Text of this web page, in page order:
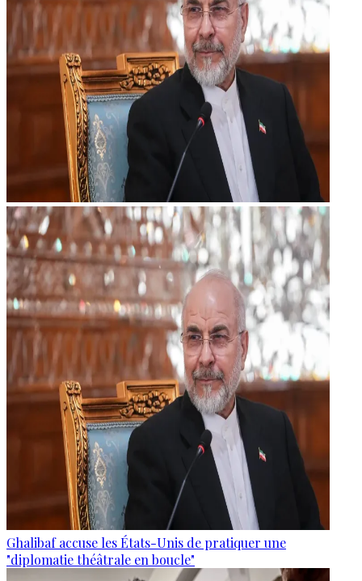
Ghalibaf accuse les États-Unis de pratiquer une
"diplomatie théâtrale en boucle"